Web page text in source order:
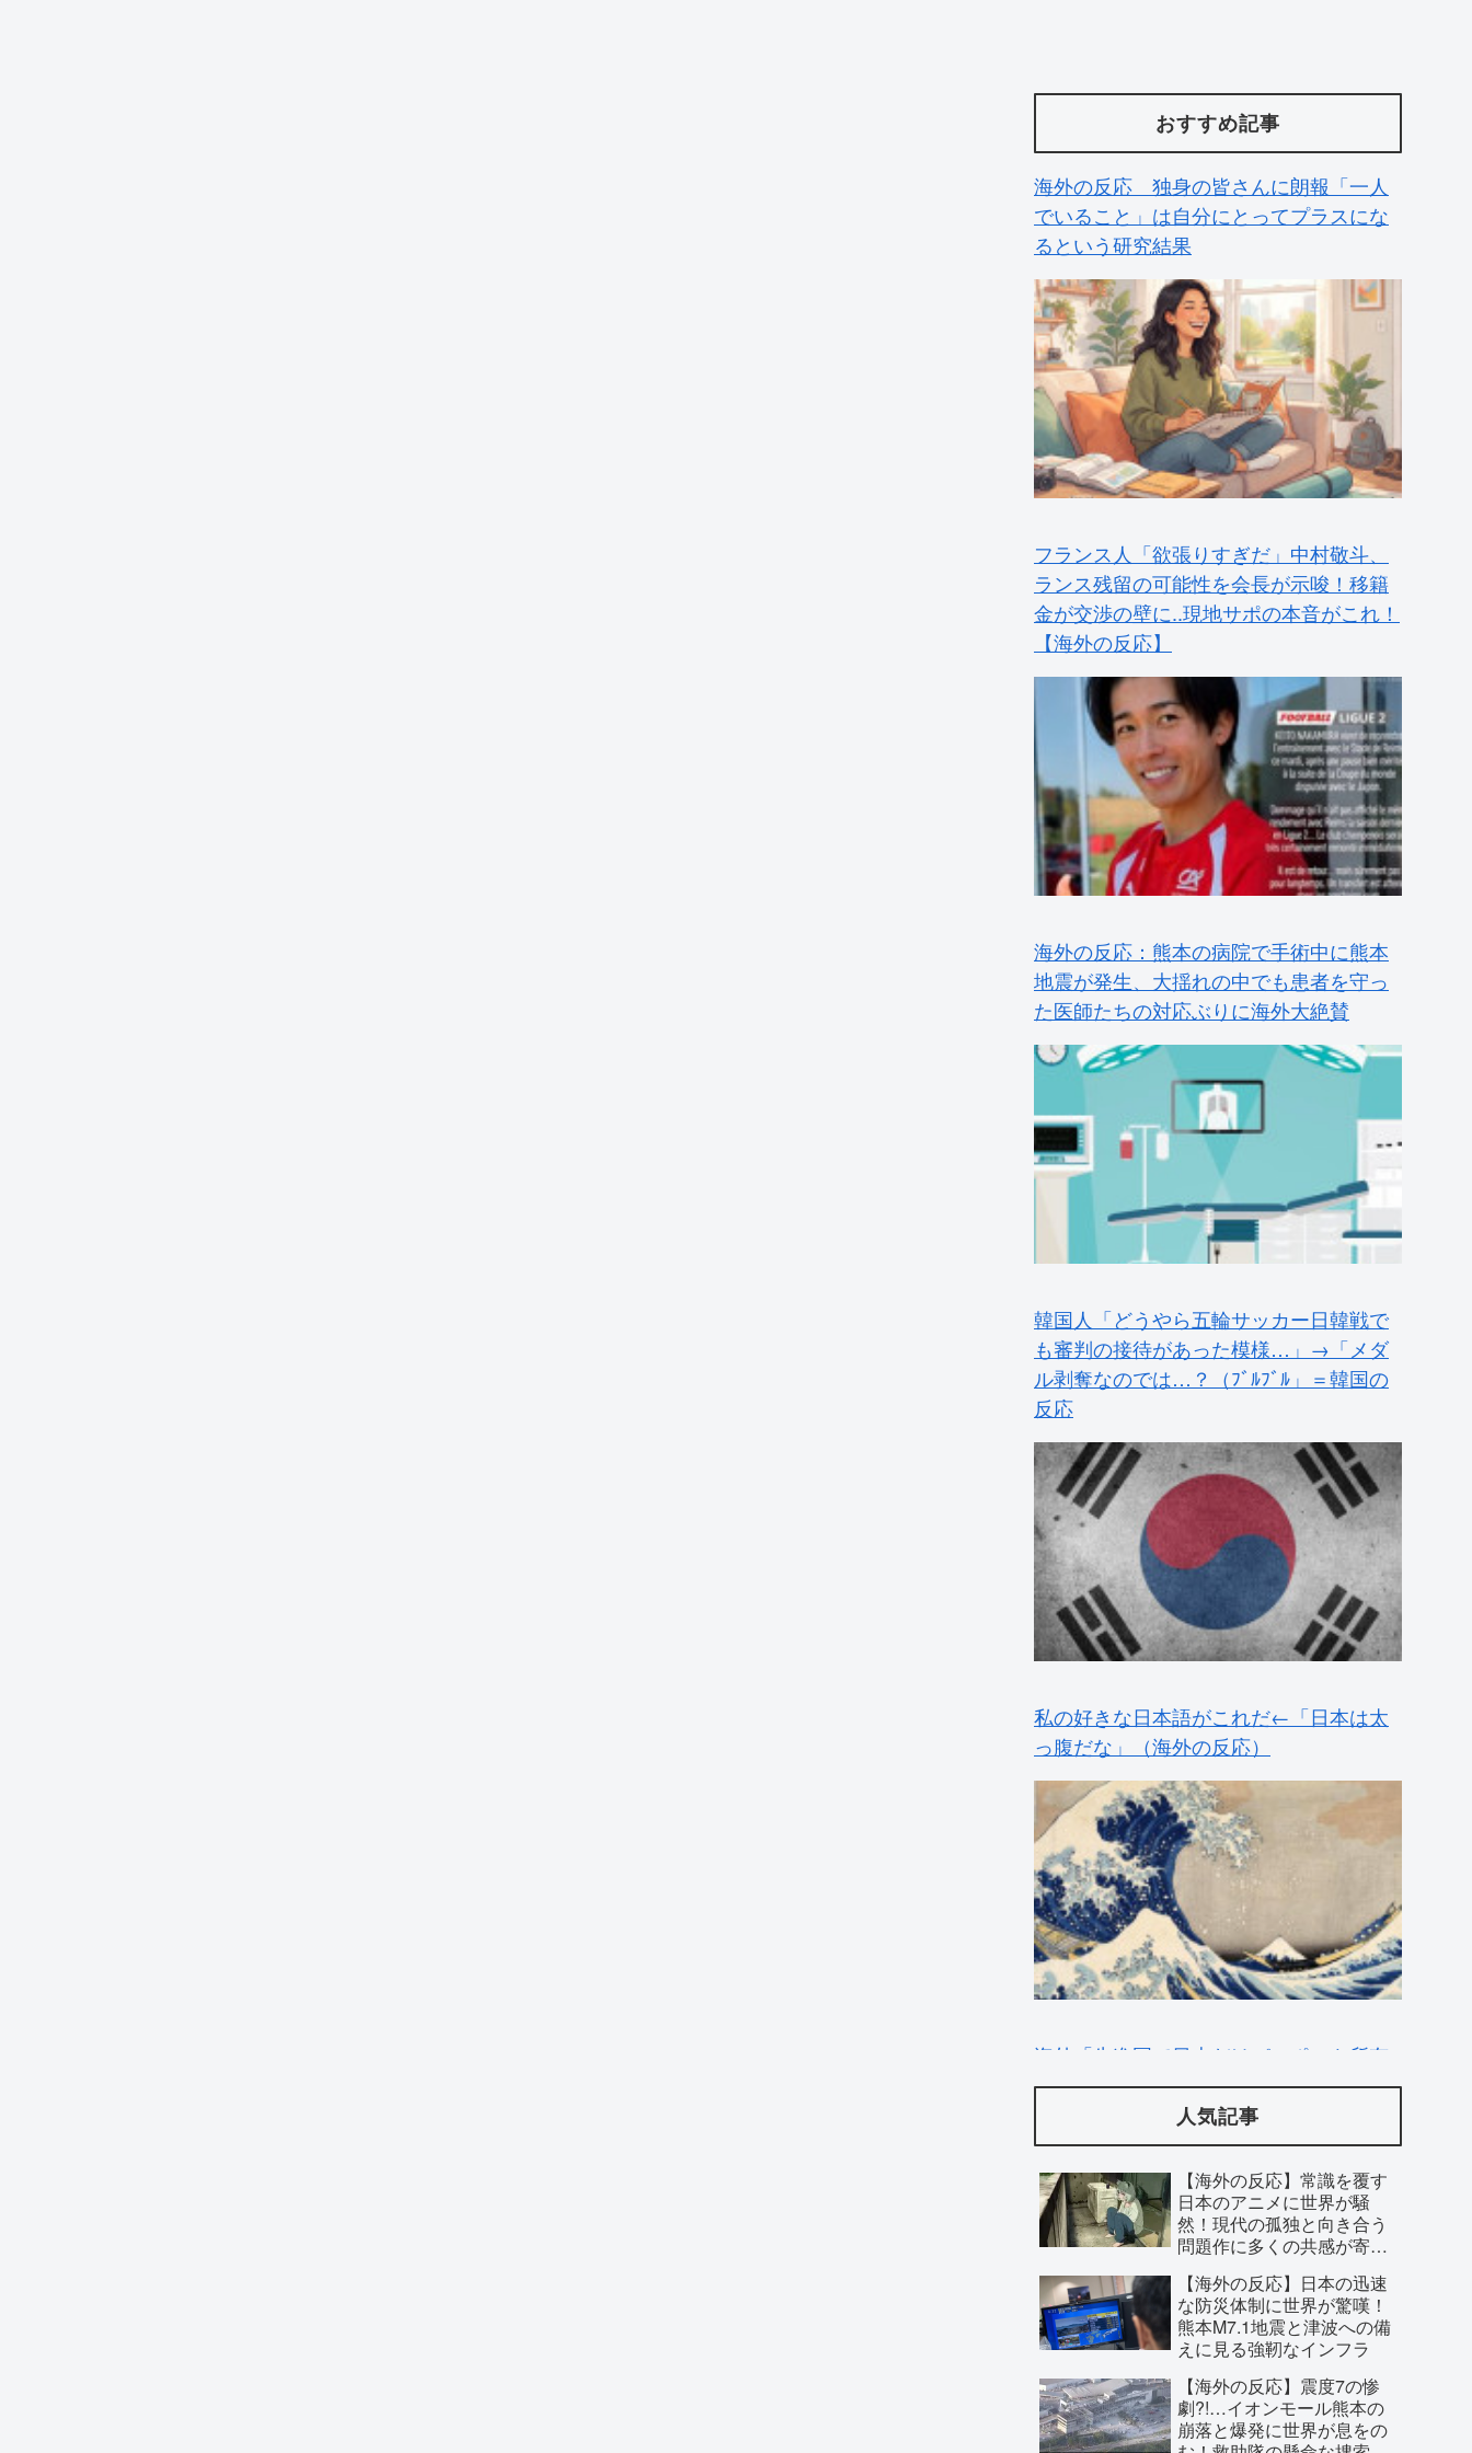
おすすめ記事
海外の反応 独身の皆さんに朗報「一人
でいること」は自分にとってプラスにな
るという研究結果
フランス人「欲張りすぎだ」中村敬斗、
ランス残留の可能性を会長が示唆！移籍
金が交渉の壁に..現地サポの本音がこれ！
【海外の反応】
海外の反応：熊本の病院で手術中に熊本
地震が発生、大揺れの中でも患者を守っ
た医師たちの対応ぶりに海外大絶賛
韓国人「どうやら五輪サッカー日韓戦で
も審判の接待があった模様…」→「メダ
ル剥奪なのでは…？（ﾌﾞﾙﾌﾞﾙ」＝韓国の
反応
私の好きな日本語がこれだ←「日本は太
っ腹だな」（海外の反応）
海外「先進国で日本だけパスポート所有
率が低すぎる、何故なのか」
【海外の反応】フィリーズのオークショ
ン落札者がラジオで1イニング実況!
人気記事
【海外の反応】常識を覆す
日本のアニメに世界が騒
然！現代の孤独と向き合う
問題作に多くの共感が寄せ
られた理由とは？
【海外の反応】日本の迅速
な防災体制に世界が驚嘆！
熊本M7.1地震と津波への備
えに見る強靭なインフラ
【海外の反応】震度7の惨
劇?!…イオンモール熊本の
崩落と爆発に世界が息をの
む！救助隊の懸命な捜索に